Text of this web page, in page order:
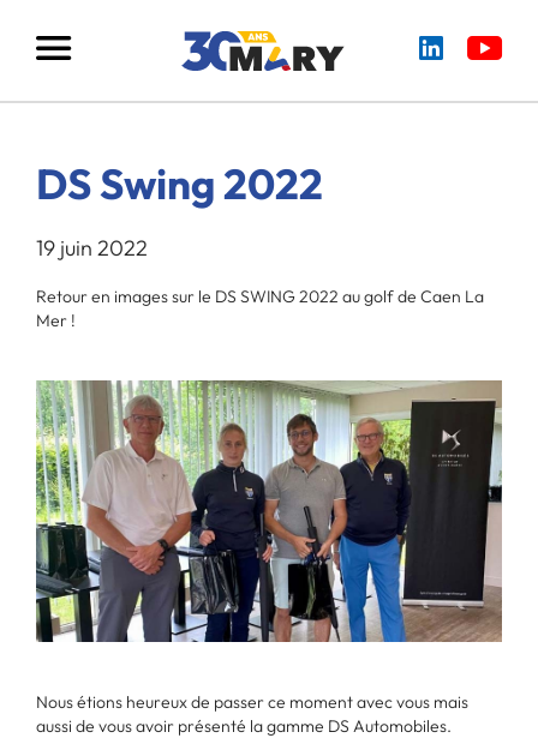
DS Swing 2022
19 juin 2022
Retour en images sur le DS SWING 2022 au golf de Caen La
Mer !
Nous étions heureux de passer ce moment avec vous mais
aussi de vous avoir présenté la gamme DS Automobiles.